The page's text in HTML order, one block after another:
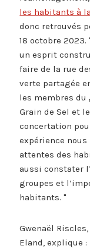
les habitants à
donc retrouvés
18 octobre 2023.
un esprit
faire de la rue
verte partagée
les membres
Grain de Sel et
concertation
expérience
attentes des
aussi constater
groupes et
habitants.
Gwenaël
Eland, explique :